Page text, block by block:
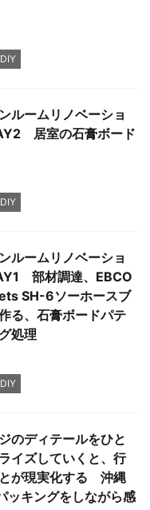
DIY
ルームリノベーショ
居室の石膏ボード
DIY
ルームリノベーショ
部材調達、EBCO
SH-6ソーホースブ
る、石膏ボードパテ
処理
DIY
のディテールをひと
イズしていくと、行
が現実化する 沖縄
ッキングをしながら感